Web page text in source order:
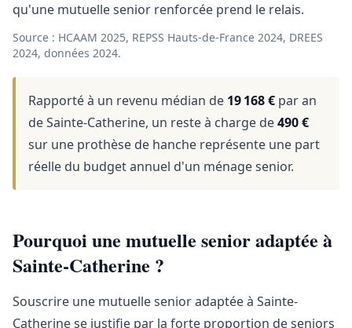
qu'une mutuelle senior renforcée prend le relais.
Source : HCAAM 2025, REPSS Hauts-de-France 2024, DREES
2024, données 2024.
Rapporté à un revenu médian de 19 168 € par an
de Sainte-Catherine, un reste à charge de490 €
sur une prothèse de hanche représente une part
réelle du budget annuel d'un ménage senior.
Pourquoi une mutuelle senior adaptée à
Sainte-Catherine ?
Souscrire une mutuelle senior adaptée à Sainte-
Catherine se justifie par la forte proportion de seniors